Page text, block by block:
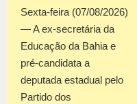
Sexta-feira (07/08/2026)
— A ex-secretária da
Educação da Bahia e
pré-candidata a
deputada estadual pelo
Partido dos